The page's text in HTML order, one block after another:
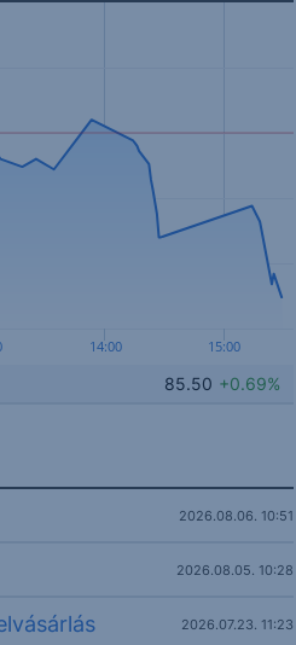
14:00 15:00
85.50 +0.69%
2026.08.06. 10:51
2026.08.05. 10:28
2026.07.23. 11:23